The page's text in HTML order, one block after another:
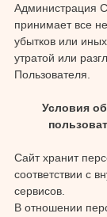
Администрация
принимает все
убытков или
утратой или
Пользователя.
Условия
Сайт хранит
соответствии с
сервисов.
В отношении